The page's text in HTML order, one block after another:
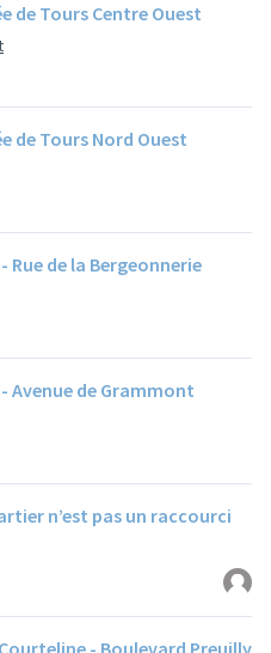
de Tours Centre Ouest
de Tours Nord Ouest
Rue de la Bergeonnerie
Avenue de Grammont
n’est pas un raccourci
- Boulevard Preuilly